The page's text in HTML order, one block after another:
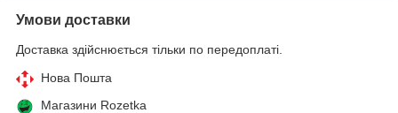
Умови доставки
Доставка здійснюється тільки по передоплаті.
Нова Пошта
Магазини Rozetka